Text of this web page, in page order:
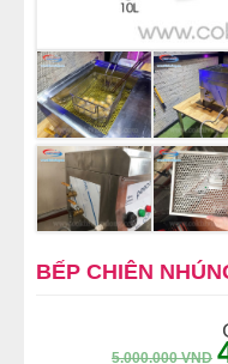
BẾP CHIÊN
5.000.000VND
NỒI NHÚNG GÀ VỊT
TỦ NẤU CƠM GÀ
MÁY CHẾ BIẾN THỊT